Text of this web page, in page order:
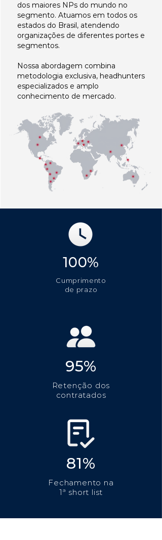
dos maiores NPs do mundo no
segmento. Atuamos em todos os
estados do Brasil, atendendo
organizações de diferentes portes e
segmentos.
Nossa abordagem combina
metodologia exclusiva, headhunters
especializados e amplo
conhecimento de mercado.
100%
Cumprimento
de prazo
95%
Retenção dos
contratados
81%
Fechamento na
1ª short list